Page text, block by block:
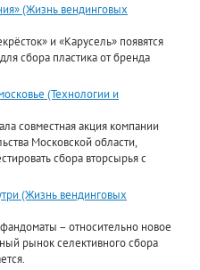
(Жизнь вендинговых
и «Карусель» появятся
сбора пластика от бренда
(Технологии и
совместная акция компании
Московской области,
сбора вторсырья с
(Жизнь вендинговых
– относительно новое
рынок селективного сбора